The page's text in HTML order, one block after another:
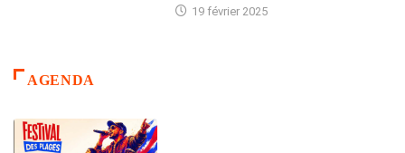
19 février 2025
AGENDA